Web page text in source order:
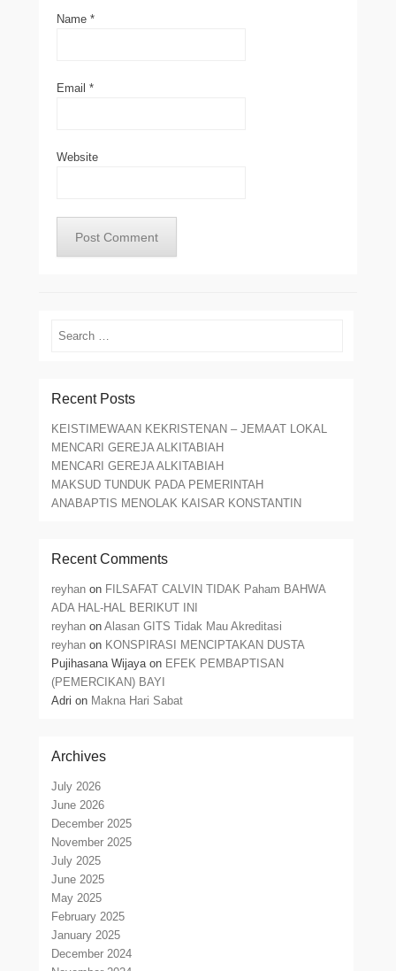
Name *
Email *
Website
Search
Recent Posts
KEISTIMEWAAN KEKRISTENAN – JEMAAT LOKAL
MENCARI GEREJA ALKITABIAH
MENCARI GEREJA ALKITABIAH
MAKSUD TUNDUK PADA PEMERINTAH
ANABAPTIS MENOLAK KAISAR KONSTANTIN
Recent Comments
reyhan on FILSAFAT CALVIN TIDAK Paham BAHWA
ADA HAL-HAL BERIKUT INI
reyhan onAlasan GITS Tidak Mau Akreditasi
reyhan on KONSPIRASI MENCIPTAKAN DUSTA
Pujihasana Wijayaon EFEK PEMBAPTISAN
(PEMERCIKAN) BAYI
Adri on Makna Hari Sabat
Archives
July 2026
June 2026
December 2025
November 2025
July 2025
June 2025
May 2025
February 2025
January 2025
December 2024